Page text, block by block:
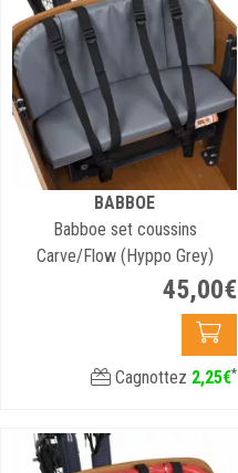
BABBOE
Babboe set coussins
Carve/Flow (Hyppo Grey)
45,00€
Cagnottez 2,25€*